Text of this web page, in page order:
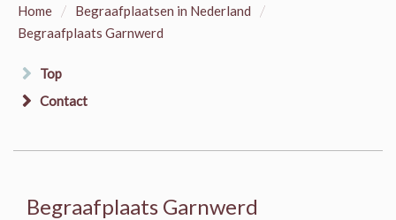
Home / Begraafplaatsen in Nederland /
Begraafplaats Garnwerd
Top
Contact
Begraafplaats Garnwerd